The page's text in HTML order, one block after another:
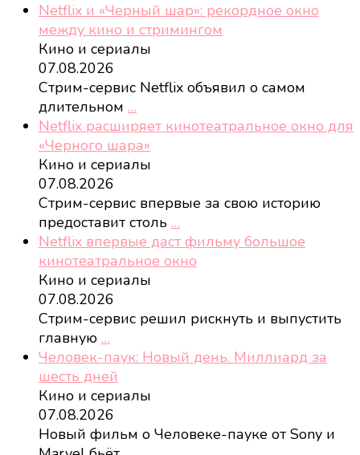
Netflix и «Черный шар»: рекордное окно
между кино и стримингом
Кино и сериалы
07.08.2026
Стрим-сервис Netflix объявил о самом
длительном …
Netflix расширяет кинотеатральное окно для
«Черного шара»
Кино и сериалы
07.08.2026
Стрим-сервис впервые за свою историю
предоставит столь …
Netflix впервые даст фильму большое
кинотеатральное окно
Кино и сериалы
07.08.2026
Стрим-сервис решил рискнуть и выпустить
главную …
Человек-паук: Новый день. Миллиард за
шесть дней
Кино и сериалы
07.08.2026
Новый фильм о Человеке-пауке от Sony и